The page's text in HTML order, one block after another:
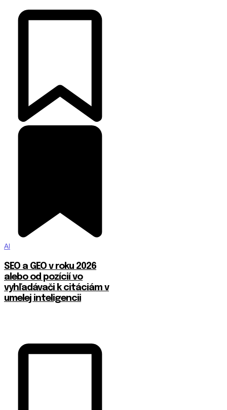
AI
SEO a GEO v roku 2026
alebo od pozícií vo
vyhľadávači k citáciám v
umelej inteligencii